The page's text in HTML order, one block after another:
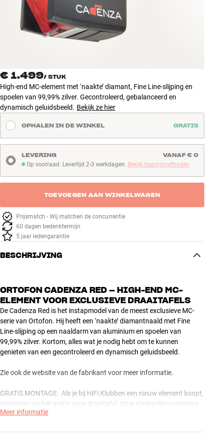
Accessoires
INSPIRATIE
NIEUW
AANBIEDINGEN
Klantenservice
Inloggen
Klantenservice
Bouw met geluid
€ 1.499/ STUK
High-end MC-element met ‘naakte’ diamant, Fine Line-slijping en
spoelen van 99,99% zilver. Gecontroleerd, gebalanceerd en
dynamisch geluidsbeeld. Bekijk ze hier
OPHALEN IN DE WINKEL GRATIS
Op voorraad. Levertijd 2-3 werkdagen
Op voorraad. Levertijd 2-3 werkdagen. Bekijk bezorgmethoden
LEVERING VANAF € 0
TOEVOEGEN AAN WINKELWAGEN
Prijsmatch - Wij matchen de concurrentie
60 dagen bedenktermijn
5 jaar ledengarantie
BESCHRIJVING
ORTOFON CADENZA RED – HIGH-END MC-
ELEMENT VOOR EXCLUSIEVE DRAAITAFELS
De Cadenza Red is het instapmodel van de meest exclusieve MC-
serie van Ortofon. Hij heeft een ‘naakte’ diamantnaald met Fine
Line-slijping op een naaldarm van aluminium en spoelen van
99,99% zilver. Kortom, alles wat je nodig hebt om te kunnen
genieten van een gecontroleerd en dynamisch geluidsbeeld.
Zie ook de website van de fabrikant voor meer informatie.
GRATIS MONTAGE: Als je bij HiFi Klubben een nieuw element koopt,
monteren we het gratis op je draaitafel. Bij je plaatselijke vestiging
van HiFi Klubben kunnen ze je er meer over vertellen.
Let op: HiFi Klubben levert ook andere producten van Ortofon.
Meer informatie